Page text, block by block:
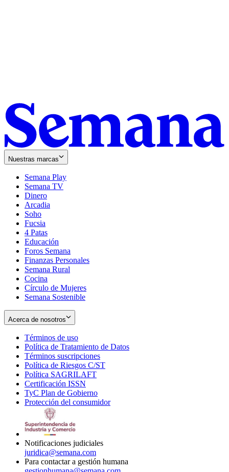
Nuestras marcas
Semana Play
Semana TV
Dinero
Arcadia
Soho
in
new
window
Fucsia
in
new
window
4 Patas
Educación
Foros Semana
Finanzas Personales
Semana Rural
Cocina
Círculo de Mujeres
Semana Sostenible
Acerca de nosotros
Términos de uso
in
new
window
Política de Tratamiento de Datos
Términos suscripciones
in
Política de Riesgos C/ST
Política SAGRILAFT
new
window
Certificación ISSN
in
new
TyC Plan de Gobierno
in
Protección del consumidorOpens
Notificaciones judiciales
juridica@semana.com
Para contactar a gestión humana